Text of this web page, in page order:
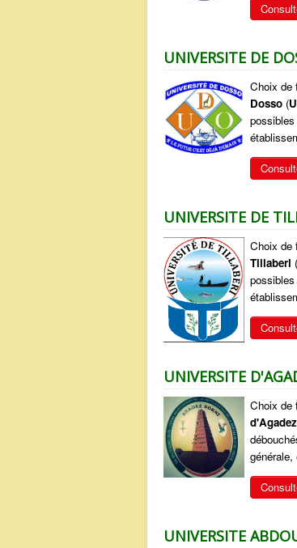
UNIVERSITE DE
Choix de
Dosso (
UNIVERSITE DE
Choix de
Tillaberi (
UNIVERSITE
Choix de
d'Agadez
UNIVERSITE